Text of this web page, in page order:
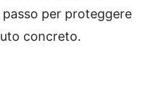
per proteggere
concreto.